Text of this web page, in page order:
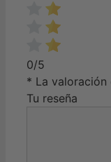
0/5
* La
Tu reseña